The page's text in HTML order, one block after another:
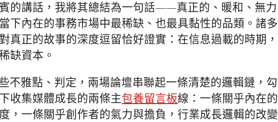
的講話，我將其總結為一句話——真正的、暖和、無力
下內在的事務市場中最稀缺、也最具黏性的品類。諸多
真正的故事的深度逗留恰好證實：在信息過載的時期，
缺資本。
不雅點、判定，兩場論壇串聯起一條清楚的邏輯鏈，勾
下收集媒體成長的兩條主包養留言板線：一條關乎內在的
，一條關乎創作者的氣力與擔負，行業成長邏輯的改變